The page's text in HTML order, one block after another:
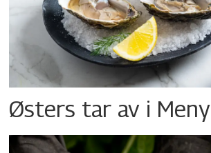
Østers tar av i Meny